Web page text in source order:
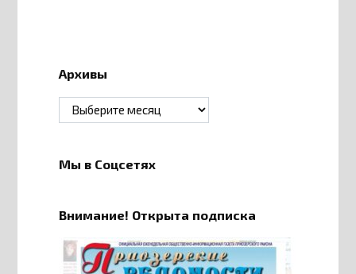
Архивы
Архивы
Мы в Соцсетях
Внимание! Открыта подписка